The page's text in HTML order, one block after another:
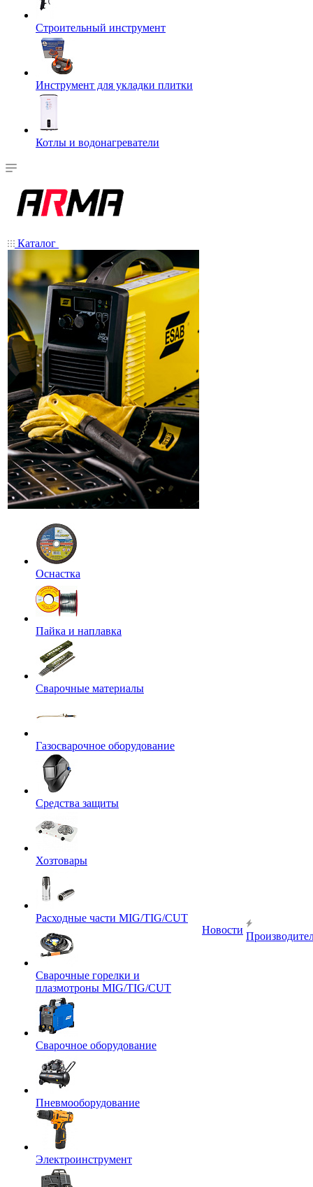
Строительный инструмент
Инструмент для укладки плитки
Котлы и водонагреватели
Каталог
Оснастка
Пайка и наплавка
Сварочные материалы
Газосварочное оборудование
Средства защиты
Хозтовары
Расходные части MIG/TIG/CUT
Сварочные горелки и
плазмотроны MIG/TIG/CUT
Сварочное оборудование
Пневмооборудование
Электроинструмент
Новости